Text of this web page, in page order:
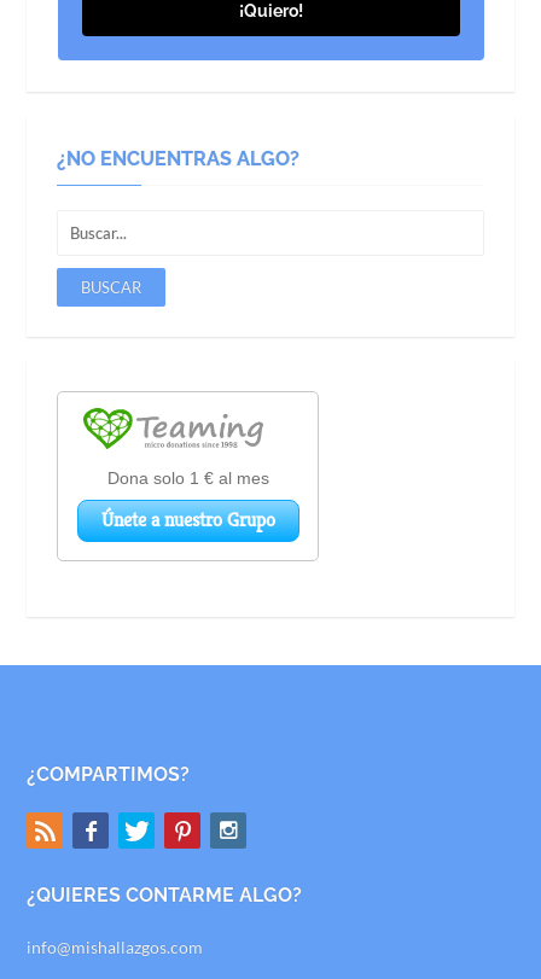
¡Quiero!
¿NO ENCUENTRAS ALGO?
¿COMPARTIMOS?
¿QUIERES CONTARME ALGO?
info@mishallazgos.com